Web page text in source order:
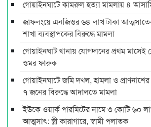
গোয়াইনঘাটে কামরুল হত্যা মামলায় ৪ আসামি
জাফলংয়ে এনজিওর ৬৪ লাখ টাকা
শাখা ব্যবস্থাপকের বিরুদ্ধে মামলা
গোয়াইনঘাট থানায় যোগদানের প্রথম মাসেই
ওমর ফারুক
গোয়াইনঘাটে জমি দখল, হামলা ও
৭ জনের বিরুদ্ধে আদালতে মামলা
ইউকে ওয়ার্ক পারমিটের নামে ৩ কোটি ৬০
আত্মসাৎ: স্ত্রী কারাগারে, স্বামী পলাতক